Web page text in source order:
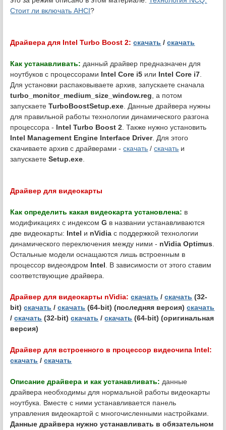
Стоит ли включать AHCI?
Драйвера для Intel Turbo Boost 2: скачать /скачать
Как устанавливать: данный драйвер предназначен для
ноутбуков с процессорами Intel Core i5 или Intel Core i7
Для установки распаковываете архив, запускаете сначала
turbo_monitor_medium_size_window.reg , а потом
запускаетеTurboBoostSetup.exe . Данные драйвера нужны
для правильной работы технологии динамического разгона
процессора - Intel Turbo Boost 2 . Также нужно установить
Intel Management Engine Interface Driver. Для этого
скачиваете архив с драйверами -скачать /скачать и
запускаетеSetup.exe
Драйвер для видеокарты
Как определить какая видеокарта установлена: в
модификациях с индексомG в названии устанавливаются
две видеокарты: Intel и nVidia с поддержкой технологии
динамического переключения между ними - nVidia Optimus
Остальные модели оснащаются лишь встроенным в
процессор видеоядром Intel . В зависимости от этого ставим
соответствующие драйвера.
Драйвер для видеокарты nVidia: скачать /скачать (32-
bit)скачать /скачать (64-bit) (последняя версия)скачать
/скачать (32-bit)скачать /скачать (64-bit) (оригинальная
версия)
Драйвер для встроенного в процессор видеочипа Intel:
скачать /скачать
Описание драйвера и как устанавливать: данные
драйвера необходимы для нормальной работы видеокарты
ноутбука. Вместе с ними устанавливается панель
управления видеокартой с многочисленными настройками.
Данные драйвера нужно устанавливать в обязательном